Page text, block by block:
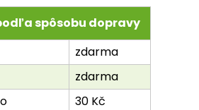
spôsobu dopravy
zdarma
zdarma
30 Kč